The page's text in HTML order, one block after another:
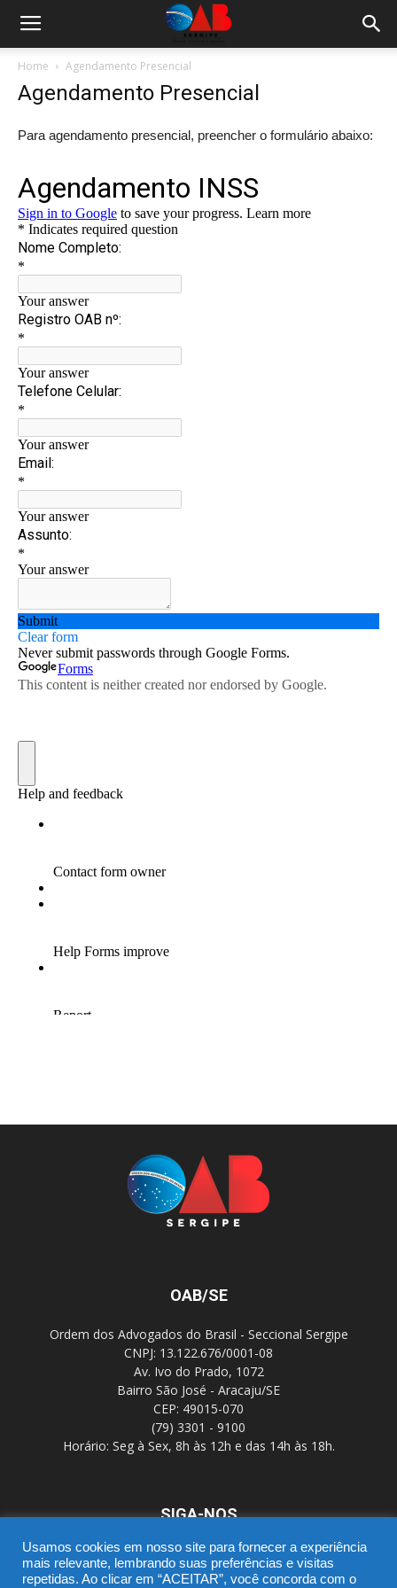
Home Agendamento Presencial
Agendamento Presencial
Para agendamento presencial, preencher o formulário abaixo:
OAB/SE
Ordem dos Advogados do Brasil - Seccional Sergipe
CNPJ: 13.122.676/0001-08
Av. Ivo do Prado, 1072
Bairro São José - Aracaju/SE
CEP: 49015-070
(79) 3301 - 9100
Horário: Seg à Sex, 8h às 12h e das 14h às 18h.
SIGA-NOS
Usamos cookies em nosso site para fornecer a experiência
mais relevante, lembrando suas preferências e visitas
repetidas. Ao clicar em “ACEITAR”, você concorda com o